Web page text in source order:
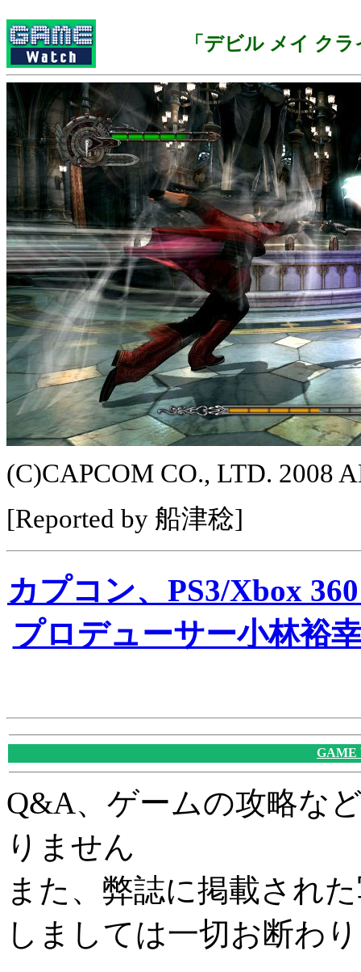
「デビル メイ クラ
(C)CAPCOM CO., LTD. 2008
[Reported by 船津稔]
カプコン、PS3/Xbox
プロデューサー小林裕
GAME
Q&A、ゲームの攻略な
りません
また、弊誌に掲載され
しましては一切お断わ